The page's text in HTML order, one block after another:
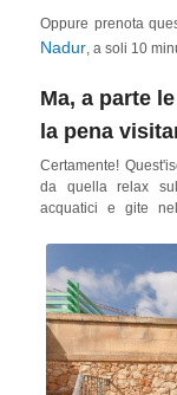
Oppure prenota
Nadur, a soli 10
Ma, a parte
la pena
Certamente!
da quella relax
acquatici e gite
effetti, Malta
stagione più calda.
unazona più